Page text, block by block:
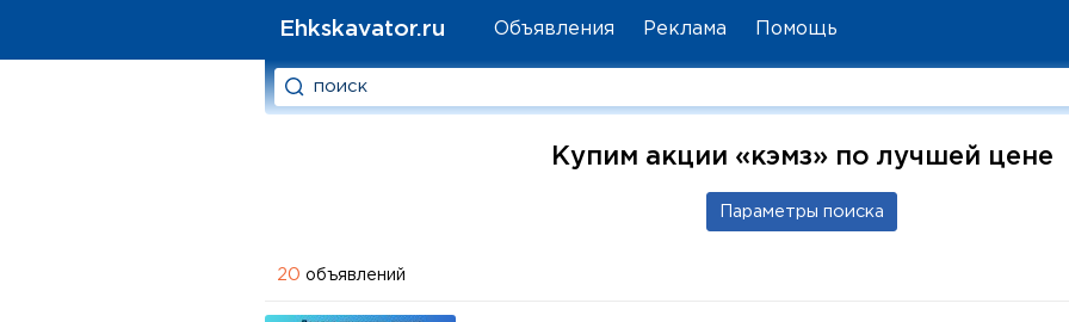
Ehkskavator.ru Объявления Реклама Помощь
Купим акции «кэмз» по лучшей цене
20 объявлений